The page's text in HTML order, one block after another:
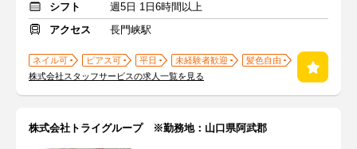
シフト
週5日 1日6時間以上
アクセス
長門峡駅
ネイル可 ピアス可 平日 未経験者歓迎
髪色自由
株式会社スタッフサービスの求人一覧を見る
株式会社トライグループ ※勤務地：山口県阿武郡